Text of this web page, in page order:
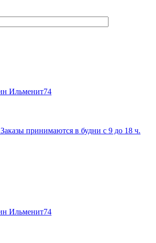
Заказы принимаются в будни с 9 до 18 ч.